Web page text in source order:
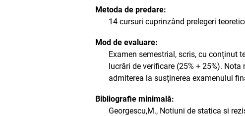
Metoda de predare:
14 cursuri cuprinzând prelegeri
Mod de evaluare:
Examen semestrial, scris, cu conținut
lucrări de verificare (25% + 25%).
admiterea la susținerea examenului
Bibliografie minimală:
Georgescu,M., Notiuni de statica si